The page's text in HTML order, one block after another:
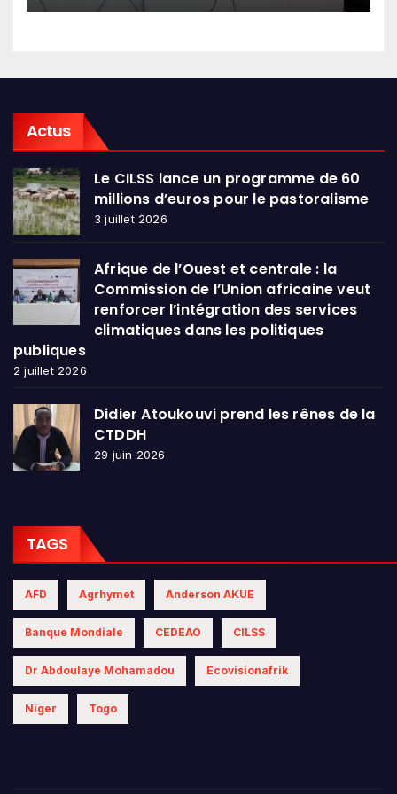
Actus
Le CILSS lance un programme de 60
millions d’euros pour le pastoralisme
3 juillet 2026
Afrique de l’Ouest et centrale : la
Commission de l’Union africaine veut
renforcer l’intégration des services
climatiques dans les politiques
publiques
2 juillet 2026
Didier Atoukouvi prend les rênes de la
CTDDH
29 juin 2026
TAGS
AFD Agrhymet Anderson AKUE
Banque Mondiale CEDEAO CILSS
Dr Abdoulaye Mohamadou Ecovisionafrik
Niger Togo